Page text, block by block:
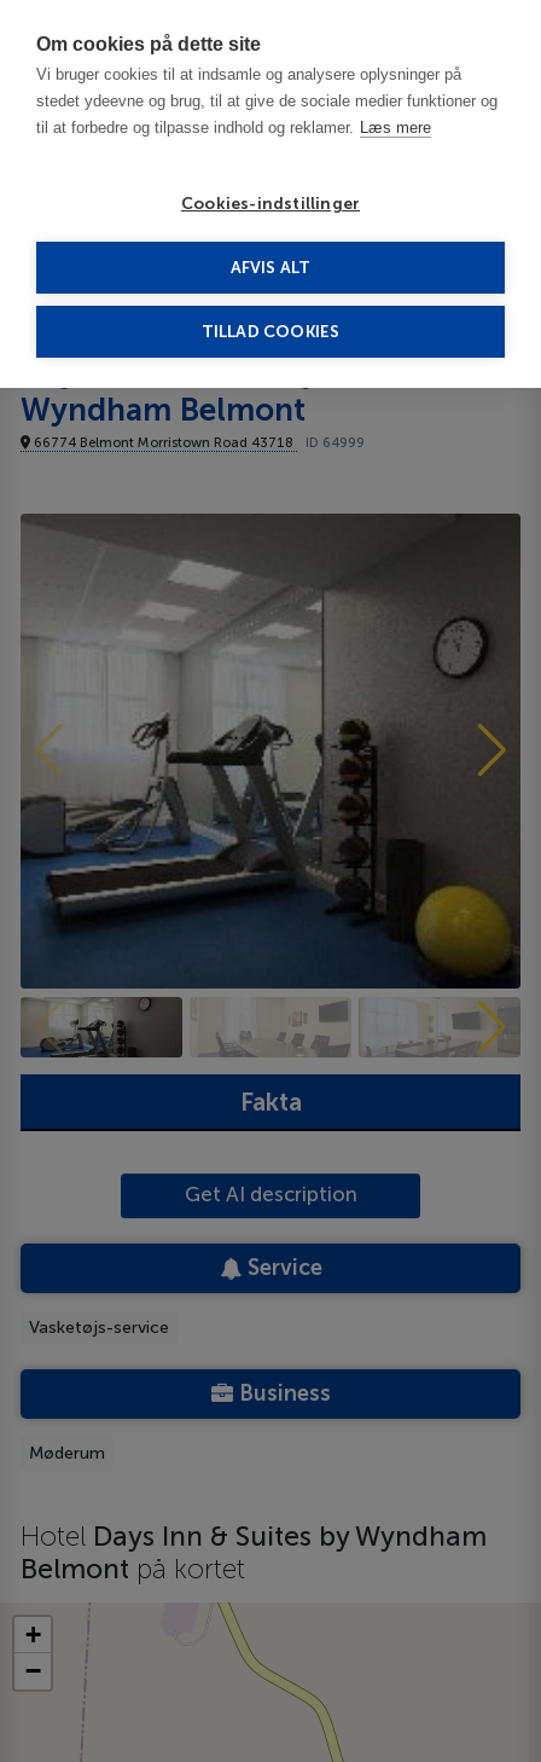
Om cookies på dette site
Vi bruger cookies til at indsamle og analysere oplysninger på
stedet ydeevne og brug, til at give de sociale medier funktioner og
til at forbedre og tilpasse indhold og reklamer. Læs mere
Cookies-indstillinger
AFVIS ALT
TILLAD COOKIES
Cambridge - OH
Days Inn & Suites by Wyndham Belmont 3***
Wyndham Belmont
66774 Belmont Morristown Road 43718 ID 64999
Fakta
Get AI description
Service
Vasketøjs-service
Business
Møderum
Hotel Days Inn & Suites by Wyndham
Belmont på kortet
+
−